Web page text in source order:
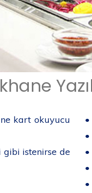
kart okuyucu
gibi istenirse de